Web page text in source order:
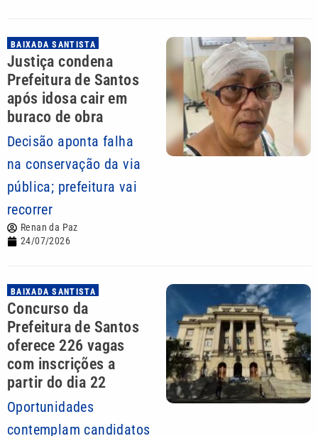
BAIXADA SANTISTA
Justiça condena
Prefeitura de Santos
após idosa cair em
buraco de obra
Decisão aponta falha
na conservação da via
pública; prefeitura vai
recorrer
Renan da Paz
24/07/2026
BAIXADA SANTISTA
Concurso da
Prefeitura de Santos
oferece 226 vagas
com inscrições a
partir do dia 22
Oportunidades
contemplam candidatos